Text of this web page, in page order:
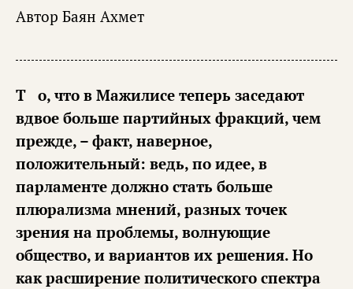
Автор Баян Ахмет
То, что в Мажилисе теперь заседают
вдвое больше партийных фракций, чем
прежде, – факт, наверное,
положительный: ведь, по идее, в
парламенте должно стать больше
плюрализма мнений, разных точек
зрения на проблемы, волнующие
общество, и вариантов их решения. Но
как расширение политического спектра